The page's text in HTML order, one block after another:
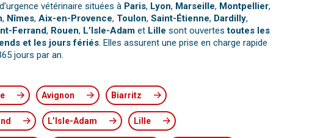
vétérinaire situées à Paris, Lyon, Marseille, Montpellier,
, Nîmes, Aix-en-Provence, Toulon, Saint-Étienne, Dardilly,
Ferrand, Rouen, L’Isle-Adam et Lille sont ouvertestoutes les
et les jours fériés. Elles assurent une prise en charge rapide
jours par an.
Avignon Biarritz
L’Isle-Adam Lille